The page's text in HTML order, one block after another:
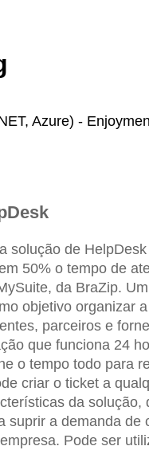
Azure) -
solução de
50% o tempo de
da BraZip.
objetivo organizar
parceiros e
que funciona 24
o tempo todo para
criar o ticket a
da solução,
suprir a demanda de
Pode ser